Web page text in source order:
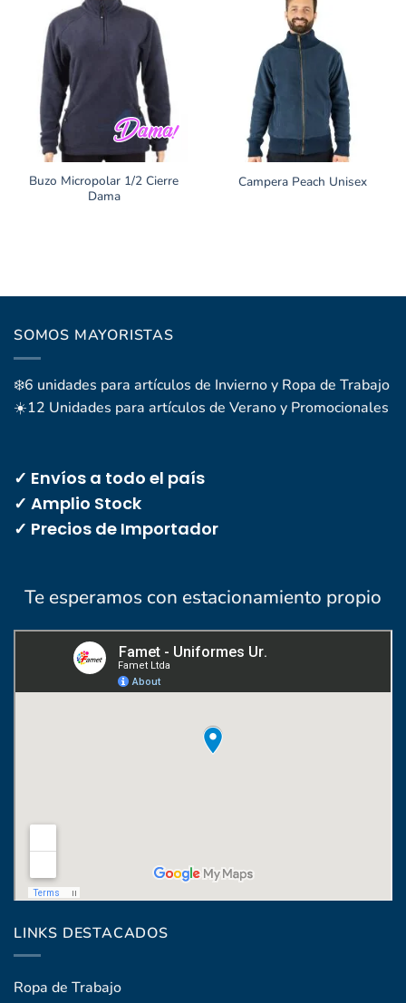
Buzo Micropolar 1/2 Cierre
Dama
Campera Peach Unisex
SOMOS MAYORISTAS
❄️6 unidades para artículos de Invierno y Ropa de Trabajo
☀️12 Unidades para artículos de Verano y Promocionales
✓ Envíos a todo el país
✓ Amplio Stock
✓ Precios de Importador
Te esperamos con estacionamiento propio
LINKS DESTACADOS
Ropa de Trabajo